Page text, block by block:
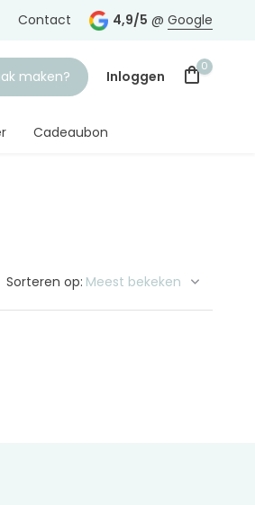
verzending vanaf € 75,-
Contact 4,9/5 @ Google
maken? Inloggen
0
Cadeaubon
Sorteren op: